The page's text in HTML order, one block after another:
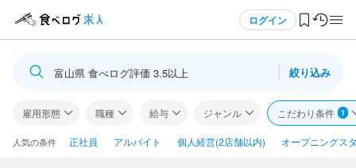
ログイン
ログイン・無料会員登録
食べログ求人TOP
富山県 食べログ評価 3.5以上 絞り込み
雇用形態 職種 給与 ジャンル こだわり条件 1
人気の条件 正社員 アルバイト 個人経営(2店舗以内) オープニングス